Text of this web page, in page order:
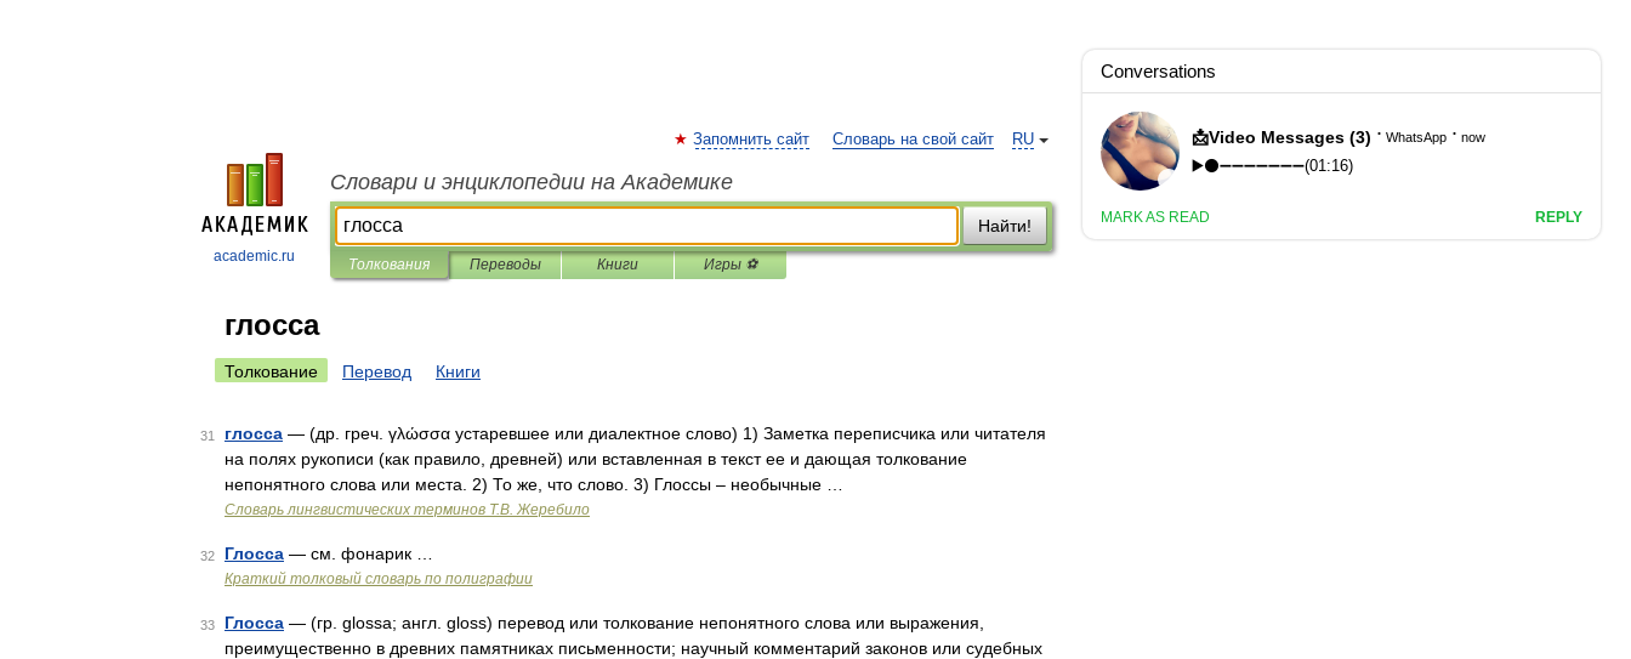
academic.ru
RU
Запомнить сайт Словарь на свой сайт
Словари и энциклопедии на Академике
Найти!
Толкования Переводы Книги Игры ⚽
глосса
Толкование Перевод Книги
31 глосса — (др. греч. γλώσσα устаревшее или диалектное слово) 1) Заметка переписчика или читателя
на полях рукописи (как правило, древней) или вставленная в текст ее и дающая толкование
непонятного слова или места. 2) То же, что слово. 3) Глоссы – необычные …
Словарь лингвистических терминов Т.В. Жеребило
32 Глосса — см. фонарик …
Краткий толковый словарь по полиграфии
33 Глосса — (гр. glossa; англ. gloss) перевод или толкование непонятного слова или выражения,
преимущественно в древних памятниках письменности; научный комментарий законов или судебных